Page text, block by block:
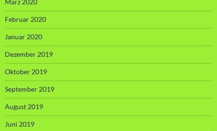
März 2020
Februar 2020
Januar 2020
Dezember 2019
Oktober 2019
September 2019
August 2019
Juni 2019